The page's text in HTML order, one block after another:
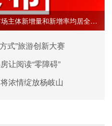
今年一季度，广州市白云区市场主体新增量和新增率均居全市第二
式”旅游创新大赛
让阅读“零障碍”
将浓情绽放杨岐山